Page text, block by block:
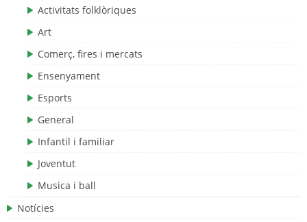
Activitats folklòriques
Art
Comerç, fires i mercats
Ensenyament
Esports
General
Infantil i familiar
Joventut
Musica i ball
Notícies